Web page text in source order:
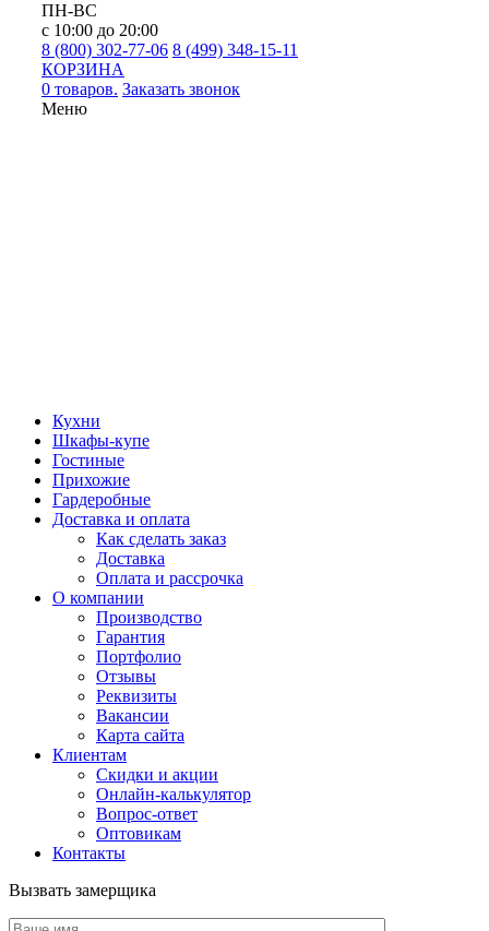
ПН-ВС
с 10:00 до 20:00
8 (800) 302-77-06 8 (499) 348-15-11
КОРЗИНА
0 товаров. Заказать звонок
Меню
Кухни
Шкафы-купе
Гостиные
Прихожие
Гардеробные
Доставка и оплата
Как сделать заказ
Доставка
Оплата и рассрочка
О компании
Производство
Гарантия
Портфолио
Отзывы
Реквизиты
Вакансии
Карта сайта
Клиентам
Скидки и акции
Онлайн-калькулятор
Вопрос-ответ
Оптовикам
Контакты
Вызвать замерщика